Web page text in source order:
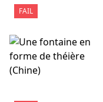
FAIL